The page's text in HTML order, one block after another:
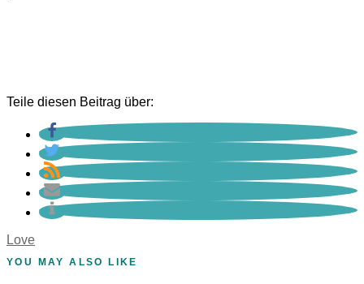
Teile diesen Beitrag über:
Love
YOU MAY ALSO LIKE